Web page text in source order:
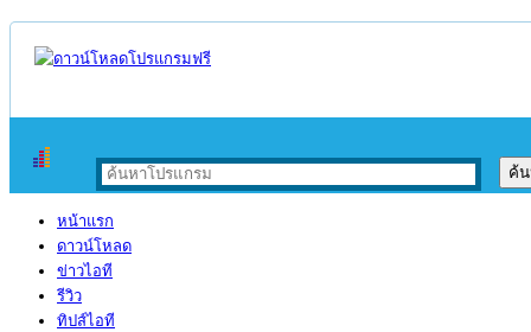
หน้าแรก
ดาวน์โหลด
ข่าวไอที
รีวิว
ทิปส์ไอที